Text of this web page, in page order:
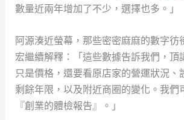
數量近兩年增加了不少，選擇也多。」
阿源湊近螢幕，那些密密麻麻的數字彷
宏繼續解釋：「這些數據告訴我們，頂
只是價格，還要看原店家的營運狀況、
剩餘年限，以及附近商圈的變化。我們
『創業的體檢報告』。」